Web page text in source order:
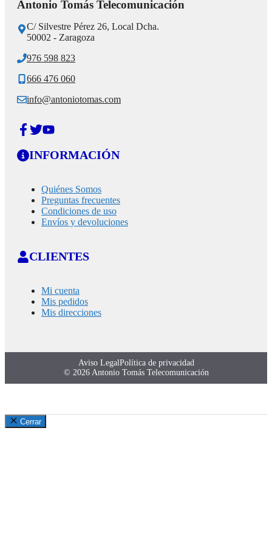
Antonio Tomás Telecomunicación
C/ Silvestre Pérez 26, Local Dcha.
50002 - Zaragoza
976 598 823
666 476 060
info@antoniotomas.com
INFORMACIÓN
Quiénes Somos
Preguntas frecuentes
Condiciones de uso
Envíos y devoluciones
CLIENTES
Mi cuenta
Mis pedidos
Mis direcciones
© 2026 Antonio Tomás Telecomunicación
Aviso LegalPolítica de privacidad
Cerrar